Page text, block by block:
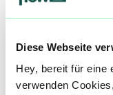
Diese Webseite
Hey, bereit für eine
verwenden
Medizinische
Die
Angaben und